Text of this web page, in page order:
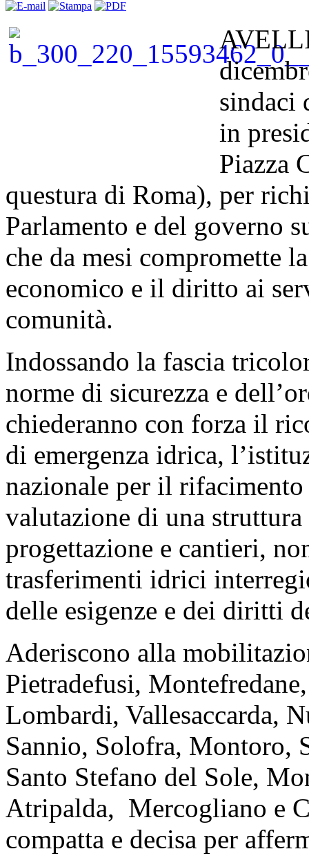
sindaci
in
Piazza
questura di Roma), per
Parlamento e del governo
che da mesi compromette
economico e il diritto ai
comunità.
Indossando la fascia
norme di sicurezza e
chiederanno con forza il
di emergenza idrica,
nazionale per il
valutazione di una
progettazione e cantieri,
trasferimenti idrici
delle esigenze e dei diritti
Aderiscono alla
Pietradefusi,
Lombardi, Vallesaccarda,
Sannio, Solofra, Montoro,
Santo Stefano del Sole,
Atripalda, Mercogliano e
compatta e decisa per